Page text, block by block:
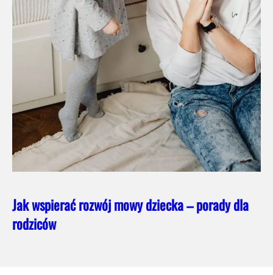
Jak wspierać rozwój mowy dziecka – porady dla
rodziców